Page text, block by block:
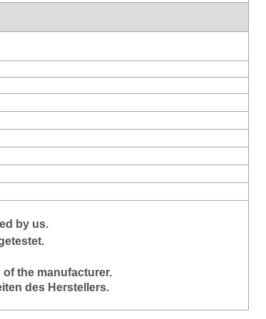
by us.
the manufacturer.
des Herstellers.